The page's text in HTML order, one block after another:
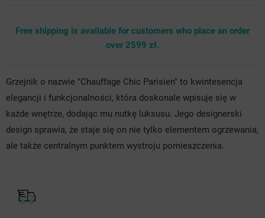
Free shipping is available for customers who place an order
over 2599 zł.
Grzejnik o nazwie "Chauffage Chic Parisien" to kwintesencja
elegancji i funkcjonalności, która doskonale wpisuje się w
każde wnętrze, dodając mu nutkę luksusu. Jego designerski
design sprawia, że staje się on nie tylko elementem ogrzewania,
ale także centralnym punktem wystroju pomieszczenia.